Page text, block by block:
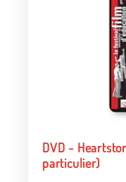
DVD -
particulier)